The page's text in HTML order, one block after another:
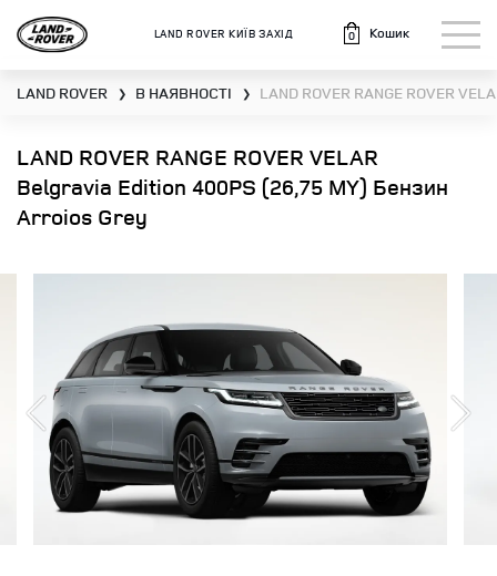
LAND ROVER КИЇВ ЗАХІД 0 Кошик
LAND ROVER ❯ В НАЯВНОСТІ ❯ LAND ROVER RANGE ROVER
LAND ROVER RANGE ROVER VELAR
Belgravia Edition 400PS (26,75 MY) Бензин
Arroios Grey